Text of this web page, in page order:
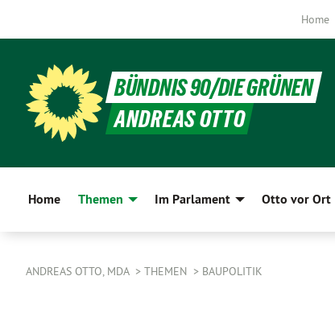
Home
BÜNDNIS 90/DIE GRÜNEN
ANDREAS OTTO
Home Themen Im Parlament Otto vor Ort
ANDREAS OTTO, MDA THEMEN BAUPOLITIK